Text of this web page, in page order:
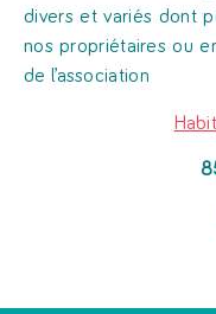
divers et variés dont
nos propriétaires ou
de l’association